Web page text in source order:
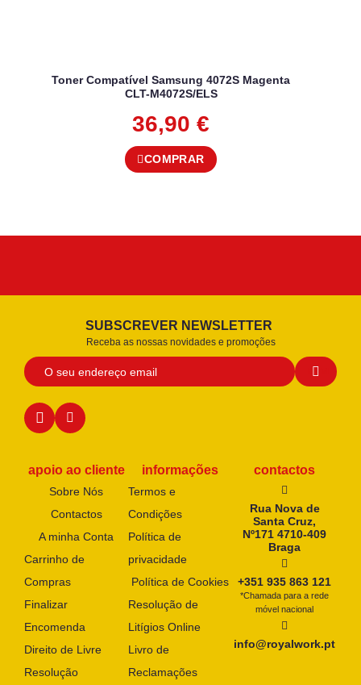
Toner Compatível Samsung 4072S Magenta
CLT-M4072S/ELS
36,90 €
COMPRAR
SUBSCREVER NEWSLETTER
Receba as nossas novidades e promoções
apoio ao cliente
Sobre Nós
Contactos
A minha Conta
Carrinho de
Compras
Finalizar
Encomenda
Direito de Livre
Resolução
informações
Termos e
Condições
Política de
privacidade
Política de Cookies
Resolução de
Litígios Online
Livro de
Reclamações
contactos
Rua Nova de
Santa Cruz,
Nº171 4710-409
Braga
+351 935 863 121
*Chamada para a rede
móvel nacional
info@royalwork.pt